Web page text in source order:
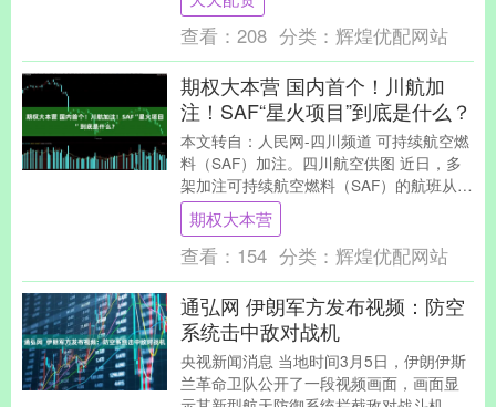
Taweelah....
查看： 208 分类： 辉煌优配网站
期权大本营 国内首个！川航加
注！SAF“星火项目”到底是什么？
本文转自：人民网-四川频道 可持续航空燃
料（SAF）加注。四川航空供图 近日，多
架加注可持续航空燃料（SAF）的航班从成
都双流国际机场起飞，标志着由民航二
所、中....
期权大本营
查看： 154 分类： 辉煌优配网站
通弘网 伊朗军方发布视频：防空
系统击中敌对战机
央视新闻消息 当地时间3月5日，伊朗伊斯
兰革命卫队公开了一段视频画面，画面显